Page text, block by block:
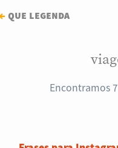
que legenda
Encontramos